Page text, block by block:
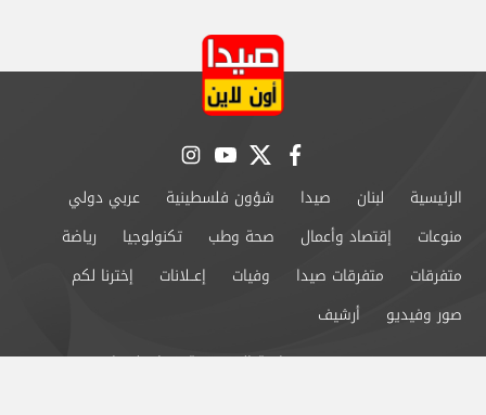
facebook
twitter
youtube
instagram
الرئيسية لبنان صيدا شؤون فلسطينية
عربي دولي
منوعات
إقتصاد وأعمال صحة وطب تكنولوجيا
رياضة
متفرقات
متفرقات صيدا وفيات إعــلانات
إخترنا لكم
صور وفيديو
أرشيف
من نحن
سياسة الخصوصية اتصل بنا